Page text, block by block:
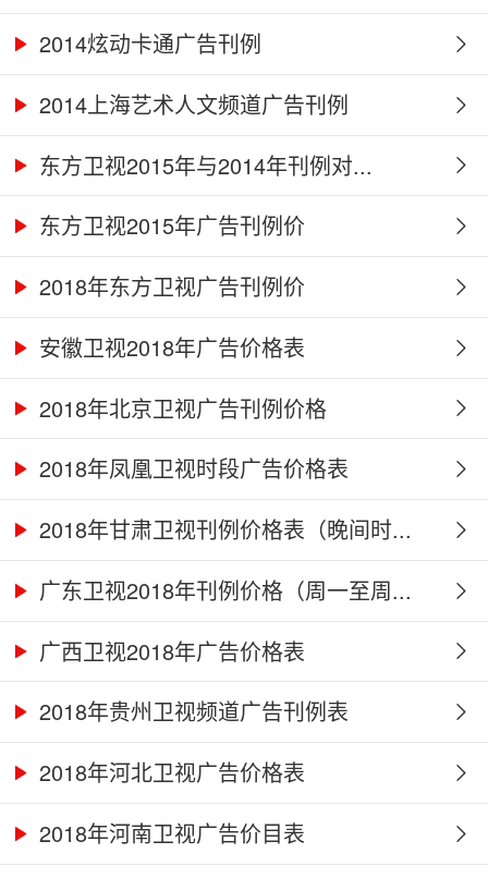
2014炫动卡通广告刊例
2014上海艺术人文频道广告刊例
东方卫视2015年与2014年刊例对...
东方卫视2015年广告刊例价
2018年东方卫视广告刊例价
安徽卫视2018年广告价格表
2018年北京卫视广告刊例价格
2018年凤凰卫视时段广告价格表
2018年甘肃卫视刊例价格表（晚间时...
广东卫视2018年刊例价格（周一至周...
广西卫视2018年广告价格表
2018年贵州卫视频道广告刊例表
2018年河北卫视广告价格表
2018年河南卫视广告价目表